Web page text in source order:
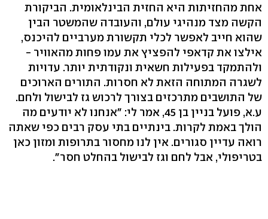
אחת מהחזיתות היא החזית הבינלאומית. הביקורת
הקשה מצד מנהיגי עולם, והעובדה שהמשטר הבין
שהוא חייב לאפשר לכלי תקשורת מערביים להיכנס,
אילצו את קדאפי להפציץ את עמו פחות מהאוויר -
ולהתמקד בפעילות חשאית ונקודתית יותר. עדויות
לשגרה המתוחה הזאת לא חסרות. התורים הארוכים
של התושבים מתרכזים בצורך לרכוש גז לבישול ולחם.
ע.א, פועל בניין בן 45, אמר לי: "אנחנו לא יודעים מה
הולך באמת לקרות. בינתיים בתי עסק רבים כפי שאתה
רואה עדיין סגורים. אין לנו מחסור בתרופות ומזון כאן
בטריפולי, אבל לחם וגז לבישול בהחלט חסר".